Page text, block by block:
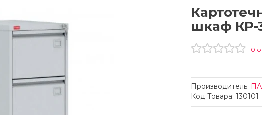
шкаф КР-
0
Производитель:
Код Товара: 130101